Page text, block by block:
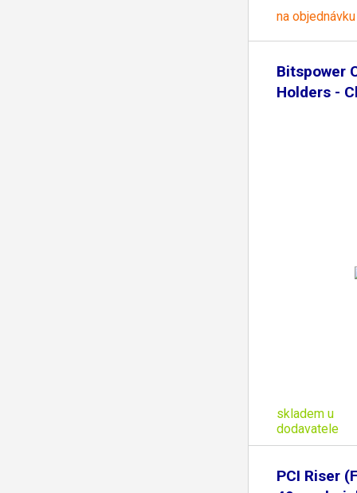
na objednávku
Bitspower
Holders -
skladem u
dodavatele
PCI Riser